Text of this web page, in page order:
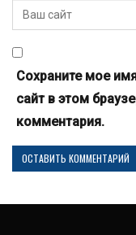
Сохраните мое
сайт в этом
комментария.